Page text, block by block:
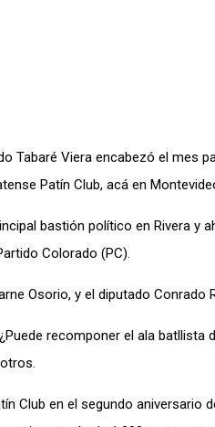
Tabaré Viera encabezó el mes
Patín Club, acá en
bastión político en Rivera y
Colorado (PC).
Osorio, y el diputado Conrado
recomponer el ala batllista
Club en el segundo aniversario